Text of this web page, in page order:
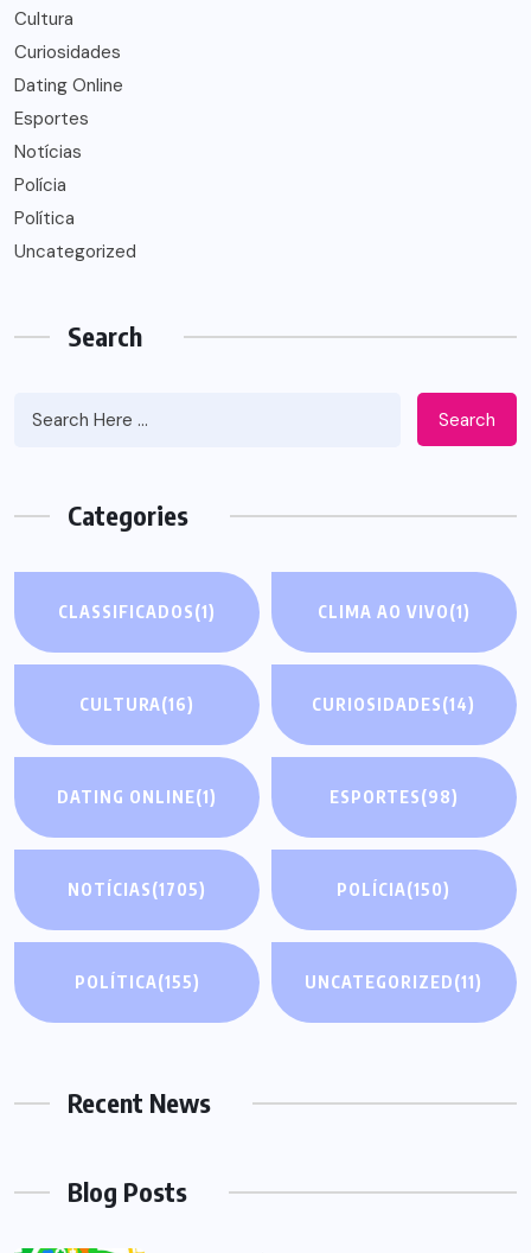
Cultura
Curiosidades
Dating Online
Esportes
Notícias
Polícia
Política
Uncategorized
Search
Search
Categories
CLASSIFICADOS(1) CLIMA AO VIVO(1)
CULTURA(16) CURIOSIDADES(14)
DATING ONLINE(1) ESPORTES(98)
NOTÍCIAS(1705) POLÍCIA(150)
POLÍTICA(155) UNCATEGORIZED(11)
Recent News
Blog Posts